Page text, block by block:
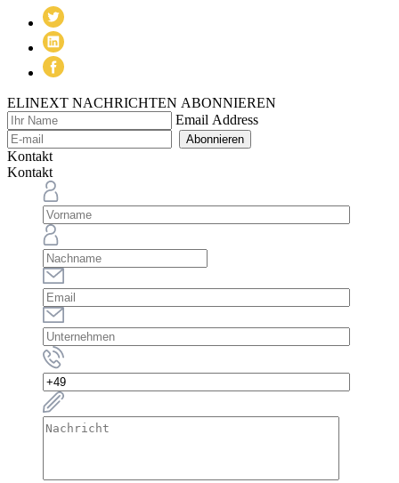
ELINEXT NACHRICHTEN ABONNIEREN
Email Address
Abonnieren
Kontakt
Kontakt